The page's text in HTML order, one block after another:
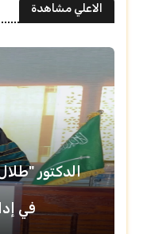
الاعلي مشاهدة
الدكتور
في إدارة المستشفيات